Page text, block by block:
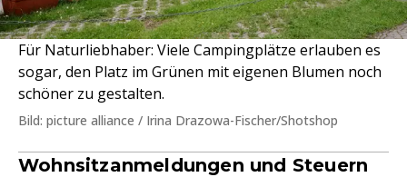
Für Naturliebhaber: Viele Campingplätze erlauben es
sogar, den Platz im Grünen mit eigenen Blumen noch
schöner zu gestalten.
Bild: picture alliance / Irina Drazowa-Fischer/Shotshop
Wohnsitzanmeldungen und Steuern